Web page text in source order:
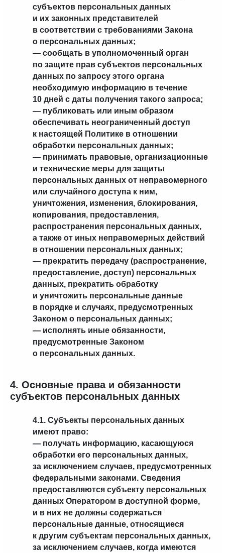
субъектов персональных данных
и их законных представителей
в соответствии с требованиями Закона
о персональных данных;
— сообщать в уполномоченный орган
по защите прав субъектов персональных
данных по запросу этого органа
необходимую информацию в течение
10 дней с даты получения такого запроса;
— публиковать или иным образом
обеспечивать неограниченный доступ
к настоящей Политике в отношении
обработки персональных данных;
— принимать правовые, организационные
и технические меры для защиты
персональных данных от неправомерного
или случайного доступа к ним,
уничтожения, изменения, блокирования,
копирования, предоставления,
распространения персональных данных,
а также от иных неправомерных действий
в отношении персональных данных;
— прекратить передачу (распространение,
предоставление, доступ) персональных
данных, прекратить обработку
и уничтожить персональные данные
в порядке и случаях, предусмотренных
Законом о персональных данных;
— исполнять иные обязанности,
предусмотренные Законом
о персональных данных.
4. Основные права и обязанности
субъектов персональных данных
4.1. Субъекты персональных данных
имеют право:
— получать информацию, касающуюся
обработки его персональных данных,
за исключением случаев, предусмотренных
федеральными законами. Сведения
предоставляются субъекту персональных
данных Оператором в доступной форме,
и в них не должны содержаться
персональные данные, относящиеся
к другим субъектам персональных данных,
за исключением случаев, когда имеются